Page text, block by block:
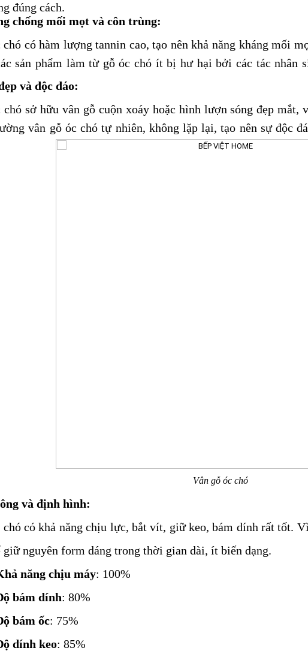
đúng cách.
chống mối mọt và côn trùng:
chó có hàm lượng tannin cao, tạo nên khả năng kháng mối
sản phẩm làm từ gỗ óc chó ít bị hư hại bởi các tác nhân
và độc đáo:
chó sở hữu vân gỗ cuộn xoáy hoặc hình lượn sóng đẹp mắt,
vân gỗ óc chó tự nhiên, không lặp lại, tạo nên sự độc
Vân gỗ óc chó
và định hình:
chó cókhả năng chịu lực, bắt vít, giữ keo, bám dính rất tốt.
giữ nguyên form dáng trong thời gian dài, ít biến dạng.
năng chịu máy: 100%
bám dính: 80%
bám ốc: 75%
dính keo: 85%